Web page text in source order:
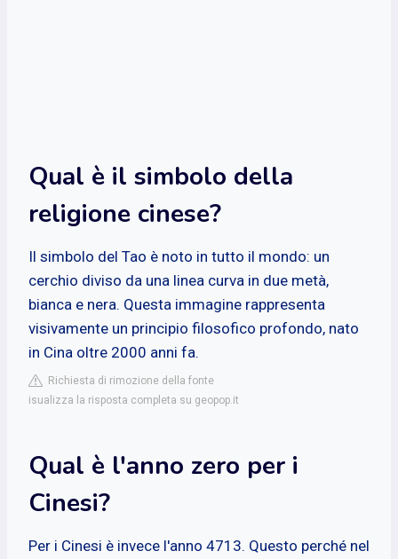
Qual è il simbolo della
religione cinese?
Il simbolo del Tao è noto in tutto il mondo: un
cerchio diviso da una linea curva in due metà,
bianca e nera. Questa immagine rappresenta
visivamente un principio filosofico profondo, nato
in Cina oltre 2000 anni fa.
Richiesta di rimozione della fonte
isualizza la risposta completa su geopop.it
Qual è l'anno zero per i
Cinesi?
Per i Cinesi è invece l'anno 4713. Questo perché nel